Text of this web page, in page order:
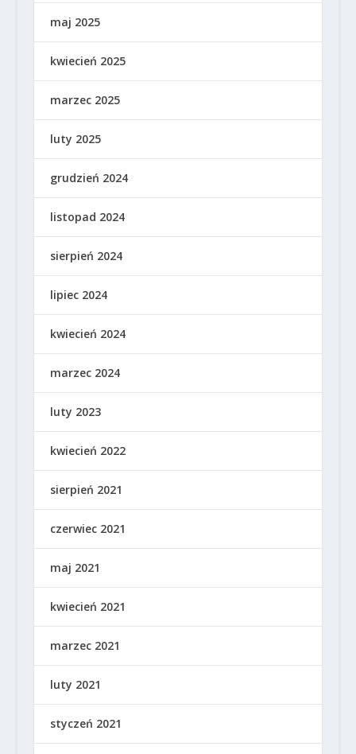
maj 2025
kwiecień 2025
marzec 2025
luty 2025
grudzień 2024
listopad 2024
sierpień 2024
lipiec 2024
kwiecień 2024
marzec 2024
luty 2023
kwiecień 2022
sierpień 2021
czerwiec 2021
maj 2021
kwiecień 2021
marzec 2021
luty 2021
styczeń 2021